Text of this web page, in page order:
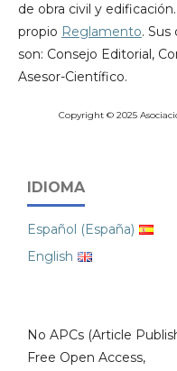
de obra civil y
propio Reglamento.
son: Consejo Editorial,
Asesor-Científico.
Copyright © 2025
IDIOMA
Español (España)
English
No APCs (Article
Free Open Access,